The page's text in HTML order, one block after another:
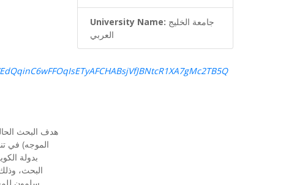
هدف البحث
الموجه) في
بدولة
البحث،
University Name:
العربي